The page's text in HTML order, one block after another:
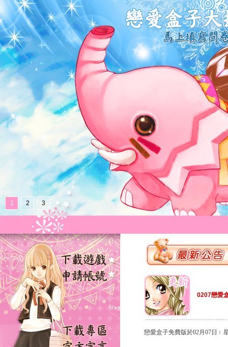
1 2 3
0207戀愛
戀愛盒子免費版於02月07日﹝